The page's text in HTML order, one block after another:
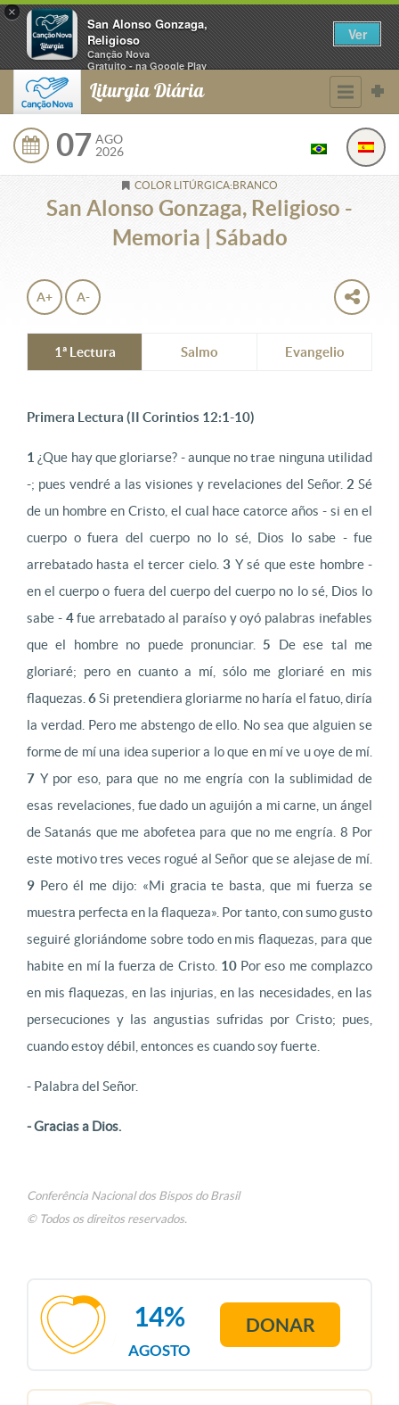
×
San Alonso Gonzaga,
Religioso
Canção Nova
Gratuito - na Google Play
Ver
Liturgia Diária
07 AGO
2026
COLOR LITÚRGICA:BRANCO
San Alonso Gonzaga, Religioso -
Memoria | Sábado
A+ A-
1ª Lectura Salmo Evangelio
Primera Lectura (II Corintios 12:1-10)
1 ¿Que hay que gloriarse? - aunque no trae ninguna utilidad
-; pues vendré a las visiones y revelaciones del Señor. 2 Sé
de un hombre en Cristo, el cual hace catorce años - si en el
cuerpo o fuera del cuerpo no lo sé, Dios lo sabe - fue
arrebatado hasta el tercer cielo.3 Y sé que este hombre -
en el cuerpo o fuera del cuerpo del cuerpo no lo sé, Dios lo
sabe - 4fue arrebatado al paraíso y oyó palabras inefables
que el hombre no puede pronunciar.5 De ese tal me
gloriaré; pero en cuanto a mí, sólo me gloriaré en mis
flaquezas.6Si pretendiera gloriarme no haría el fatuo, diría
la verdad. Pero me abstengo de ello. No sea que alguien se
forme de mí una idea superior a lo que en mí ve u oye de mí.
7 Y por eso, para que no me engría con la sublimidad de
esas revelaciones, fue dado un aguijón a mi carne, un ángel
de Satanás que me abofetea para que no me engría. 8 Por
este motivo tres veces rogué al Señor que se alejase de mí.
9 Pero él me dijo: «Mi gracia te basta, que mi fuerza se
muestra perfecta en la flaqueza». Por tanto, con sumo gusto
seguiré gloriándome sobre todo en mis flaquezas, para que
habite en mí la fuerza de Cristo. 10Por eso me complazco
en mis flaquezas, en las injurias, en las necesidades, en las
persecuciones y las angustias sufridas por Cristo; pues,
cuando estoy débil, entonces es cuando soy fuerte.
- Palabra del Señor.
- Gracias a Dios.
Conferência Nacional dos Bispos do Brasil
© Todos os direitos reservados.
AGOSTO
14% DONAR